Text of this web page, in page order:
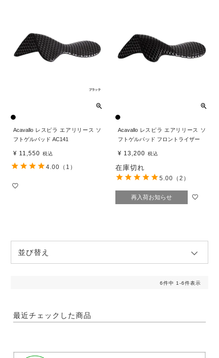
Acavallo レスピラ エアリリース ソ
フトゲルパッド AC141
¥ 11,550 税込
4.00 （1）
Acavallo レスピラ エアリリース ソ
フトゲルパッド フロントライザー
¥ 13,200 税込
在庫切れ
5.00 （2）
再入荷お知らせ
並び替え
6件中 1-6件表示
最近チェックした商品